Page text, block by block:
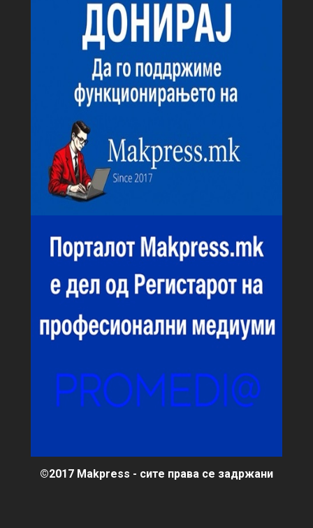
©2017 Makpress - сите права се задржани